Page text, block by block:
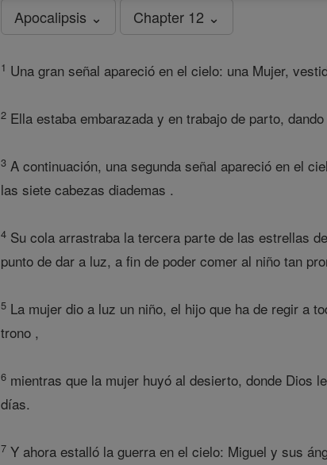
Apocalipsis ⌄ Chapter 12 ⌄
1 Una gran señal apareció en el cielo: una Mujer,
2 Ella estaba embarazada y en trabajo de parto,
3 A continuación, una segunda señal apareció en el
las siete cabezas diademas .
4 Su cola arrastraba la tercera parte de las estrellas
punto de dar a luz, a fin de poder comer al niño tan
5 La mujer dio a luz un niño, el hijo que ha de regir a
trono ,
6 mientras que la mujer huyó al desierto, donde Dios
días.
7 Y ahora estalló la guerra en el cielo: Miguel y sus